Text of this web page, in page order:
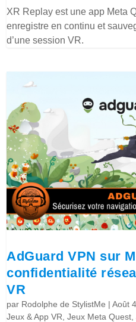
XR Replay est une app Meta
enregistre en continu et
d’une session VR.
AdGuard VPN sur
confidentialité
VR
par Rodolphe de StylistMe |Août
Jeux & App VR ,Jeux Meta Quest